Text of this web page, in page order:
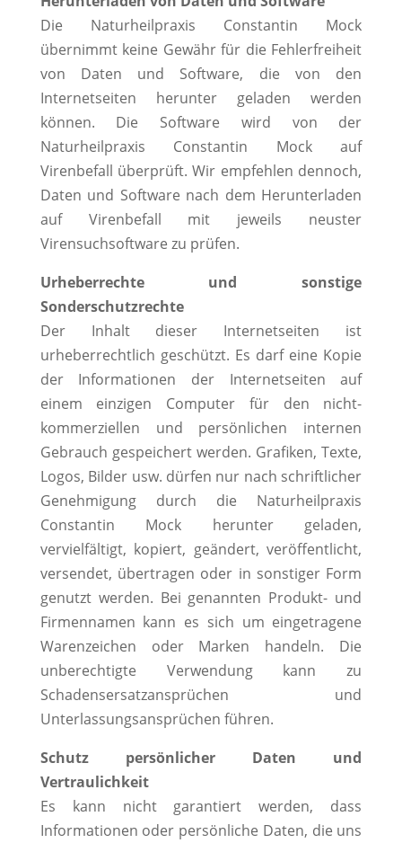
Die Naturheilpraxis Constantin Mock
übernimmt keine Gewähr für die Fehlerfreiheit
von Daten und Software, die von den
Internetseiten herunter geladen werden
können. Die Software wird von der
Naturheilpraxis Constantin Mock auf
Virenbefall überprüft. Wir empfehlen dennoch,
Daten und Software nach dem Herunterladen
auf Virenbefall mit jeweils neuster
Virensuchsoftware zu prüfen.
Urheberrechte und sonstige
Sonderschutzrechte
Der Inhalt dieser Internetseiten ist
urheberrechtlich geschützt. Es darf eine Kopie
der Informationen der Internetseiten auf
einem einzigen Computer für den nicht-
kommerziellen und persönlichen internen
Gebrauch gespeichert werden. Grafiken, Texte,
Logos, Bilder usw. dürfen nur nach schriftlicher
Genehmigung durch die Naturheilpraxis
Constantin Mock herunter geladen,
vervielfältigt, kopiert, geändert, veröffentlicht,
versendet, übertragen oder in sonstiger Form
genutzt werden. Bei genannten Produkt- und
Firmennamen kann es sich um eingetragene
Warenzeichen oder Marken handeln. Die
unberechtigte Verwendung kann zu
Schadensersatzansprüchen und
Unterlassungsansprüchen führen.
Schutz persönlicher Daten und
Vertraulichkeit
Es kann nicht garantiert werden, dass
Informationen oder persönliche Daten, die uns